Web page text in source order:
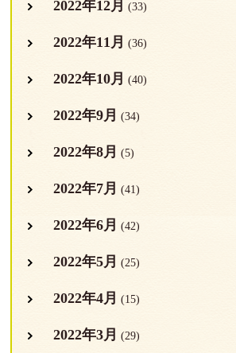
2022年12月 (33)
2022年11月 (36)
2022年10月 (40)
2022年9月 (34)
2022年8月 (5)
2022年7月 (41)
2022年6月 (42)
2022年5月 (25)
2022年4月 (15)
2022年3月 (29)